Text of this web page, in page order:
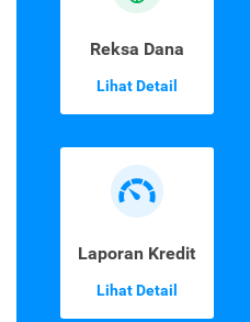
Reksa Dana
Lihat Detail
Laporan Kredit
Lihat Detail